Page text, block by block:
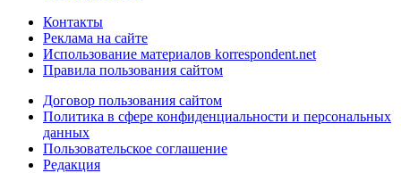
Контакты
Реклама на сайте
Использование материалов korrespondent.net
Правила пользования сайтом
Договор пользования сайтом
Политика в сфере конфиденциальности и персональных
данных
Пользовательское соглашение
Редакция